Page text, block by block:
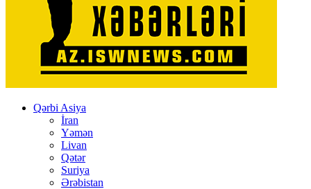
Qərbi Asiya
İran
Yəmən
Livan
Qətər
Suriya
Ərəbistan